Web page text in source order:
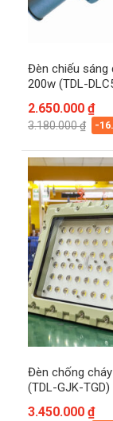
Đèn chiếu sáng
200w (TDL-
3.180.000₫
Giá
gốc
là:
2.650.000 ₫
Giá
hiện
tại
2.650.000 ₫.
-
Đèn chống
(TDL-GJK-
Giá
3.450.000 ₫
Giá